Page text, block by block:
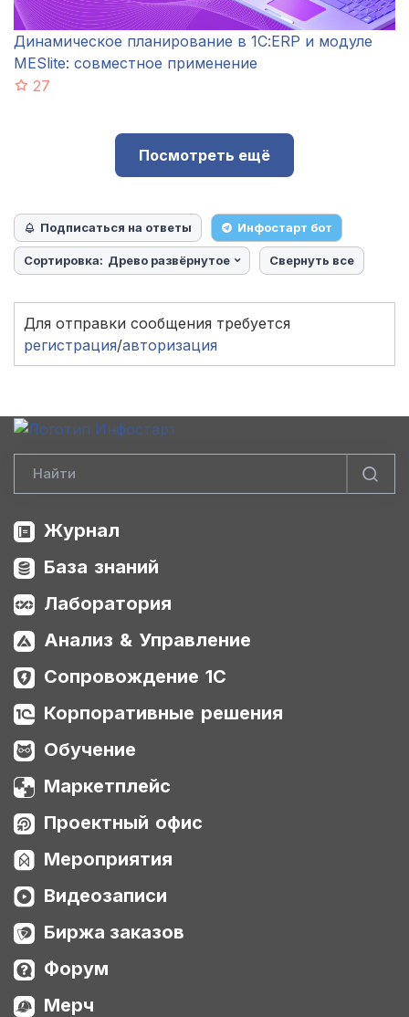
Динамическое планирование в 1С:ERP и модуле
MESlite: совместное применение
27
Посмотреть ещё
Подписаться на ответы Инфостарт бот
Сортировка: Древо развёрнутое Свернуть все
Для отправки сообщения требуется
регистрация/авторизация
Журнал
База знаний
Лаборатория
Анализ & Управление
Сопровождение 1С
Корпоративные решения
Обучение
Маркетплейс
Проектный офис
Мероприятия
Видеозаписи
Биржа заказов
Форум
Мерч